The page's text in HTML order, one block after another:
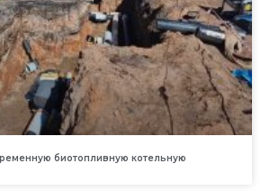
биотопливную котельную